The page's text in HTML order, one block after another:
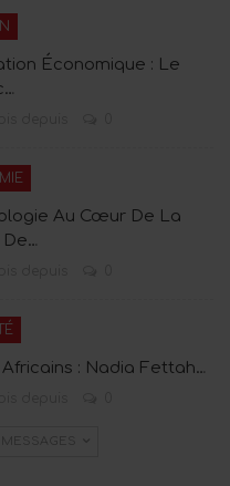
Économique : Le
Au Cœur De La
: Nadia Fettah…